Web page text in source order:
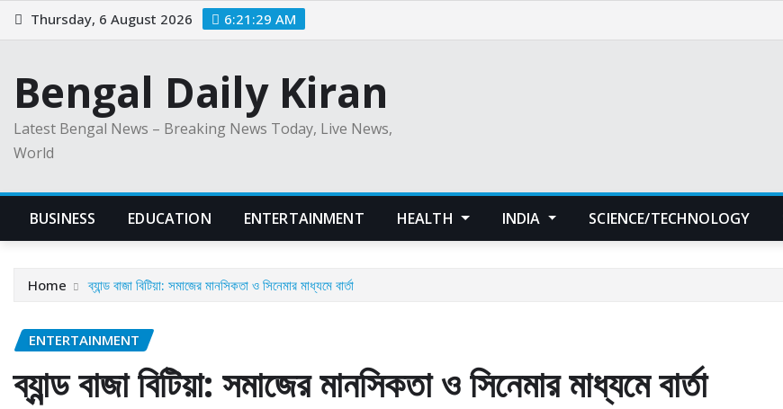
Skip
to
Thursday, 6 August 2026 6:21:30 AM
Bengal Daily Kiran
Latest Bengal News – Breaking News Today, Live News,
World
BUSINESS EDUCATION ENTERTAINMENT HEALTH INDIA SCIENCE/TECHNOLOGY
Home ব্যান্ড বাজা বিটিয়া: সমাজের মানসিকতা ও সিনেমার মাধ্যমে বার্তা
ENTERTAINMENT
ব্যান্ড বাজা বিটিয়া: সমাজের মানসিকতা ও সিনেমার মাধ্যমে বার্তা